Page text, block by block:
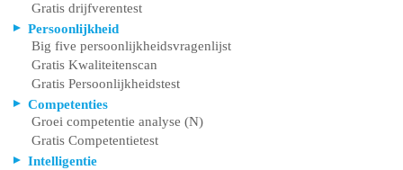
Gratis drijfverentest
Persoonlijkheid
Big five persoonlijkheidsvragenlijst
Gratis Kwaliteitenscan
Gratis Persoonlijkheidstest
Competenties
Groei competentie analyse (N)
Gratis Competentietest
Intelligentie